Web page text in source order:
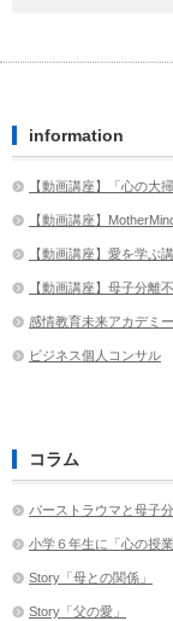
information
【動画講座】「心の大
【動画講座】
【動画講座】愛を学ぶ
【動画講座】母子分離
感情教育未来アカデミー
ビジネス個人コンサル
コラム
バーストラウマと母子
小学６年生に「心の授業
Story「母との関係」
Story「父の愛」